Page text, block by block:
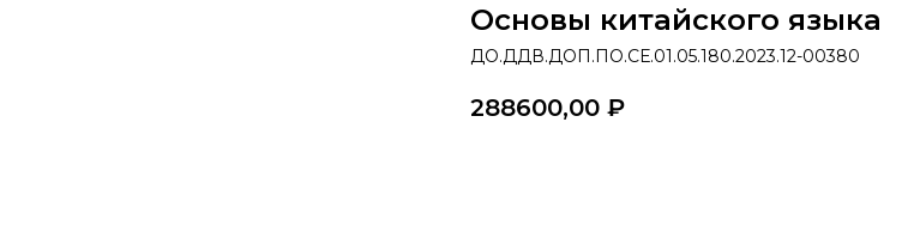
Основы китайского языка
ДО.ДДВ.ДОП.ПО.СЕ.01.05.180.2023.12-00380
288600,00 ₽